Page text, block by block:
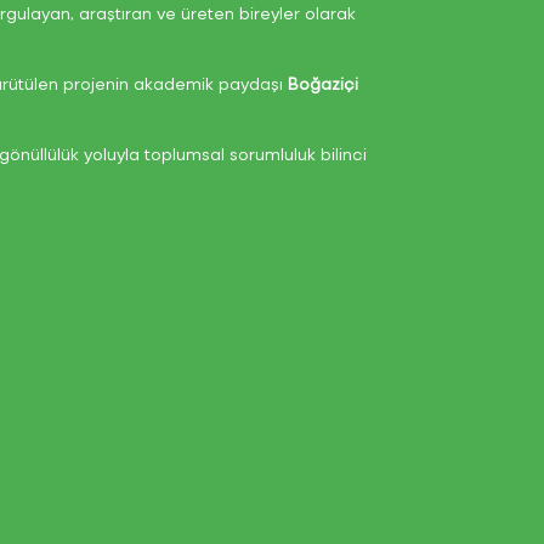
araştıran ve üreten bireyler olarak
projenin akademik paydaşı Boğaziçi
yoluyla toplumsal sorumluluk bilinci